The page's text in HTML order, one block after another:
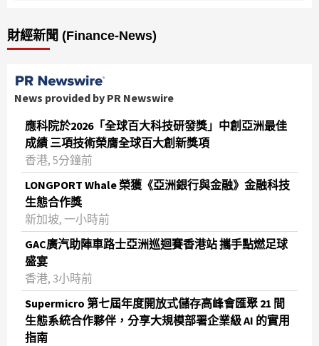
財經新聞 (Finance-News)
News provided by PR Newswire
應科院於2026「全球百大科技研發獎」中創亞洲最佳
成績 三項技術榮膺全球百大創新獎項
香港, 5分鐘前
LONGPORT Whale 榮獲《亞洲銀行與金融》金融科技
生態合作獎
新加坡, 一小時前
GAC廣汽助陣車路士亞洲巡迴賽香港站 攜手點燃足球
盛宴
香港, 3小時前
Supermicro 第七屆年度開放式儲存高峰會匯聚 21 間
生態系統合作夥伴，分享大規模部署企業級 AI 的實用
指南